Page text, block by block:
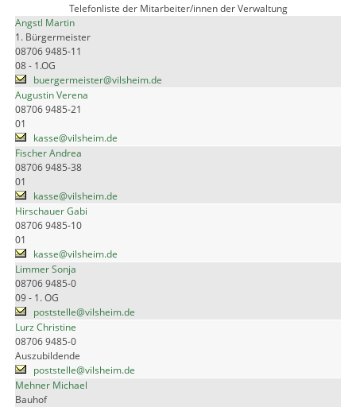
Telefonliste der Mitarbeiter/innen der Verwaltung
Angstl Martin
1. Bürgermeister
08706 9485-11
08 - 1.OG
buergermeister@vilsheim.de
Augustin Verena
08706 9485-21
01
kasse@vilsheim.de
Fischer Andrea
08706 9485-38
01
kasse@vilsheim.de
Hirschauer Gabi
08706 9485-10
01
kasse@vilsheim.de
Limmer Sonja
08706 9485-0
09 - 1. OG
poststelle@vilsheim.de
Lurz Christine
08706 9485-0
Auszubildende
poststelle@vilsheim.de
Mehner Michael
Bauhof